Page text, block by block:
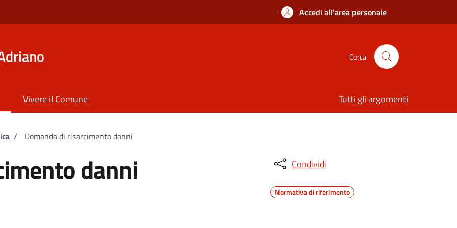
Accedi all'area personale
Cerca
Vivere il Comune Tutti gli argomenti
/ Domanda di risarcimento danni
danni Condividi
Normativa di riferimento